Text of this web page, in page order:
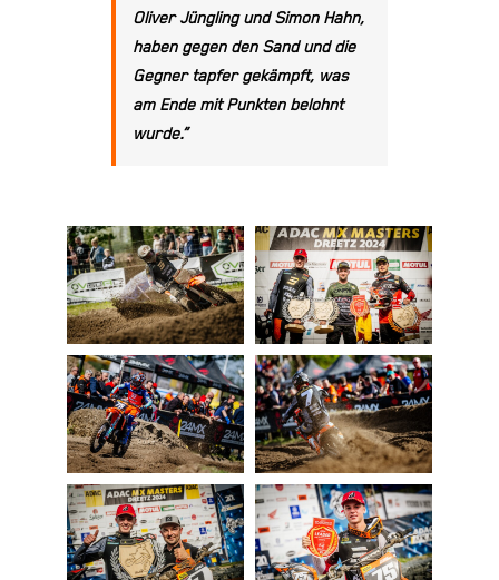
Oliver Jüngling und Simon Hahn,
haben gegen den Sand und die
Gegner tapfer gekämpft, was
am Ende mit Punkten belohnt
wurde.“